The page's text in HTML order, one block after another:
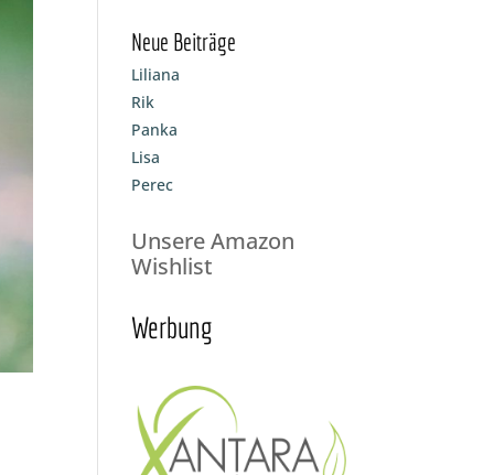
Neue Beiträge
Liliana
Rik
Panka
Lisa
Perec
Unsere Amazon
Wishlist
Werbung